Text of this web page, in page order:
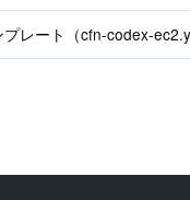
レート（cfn-codex-